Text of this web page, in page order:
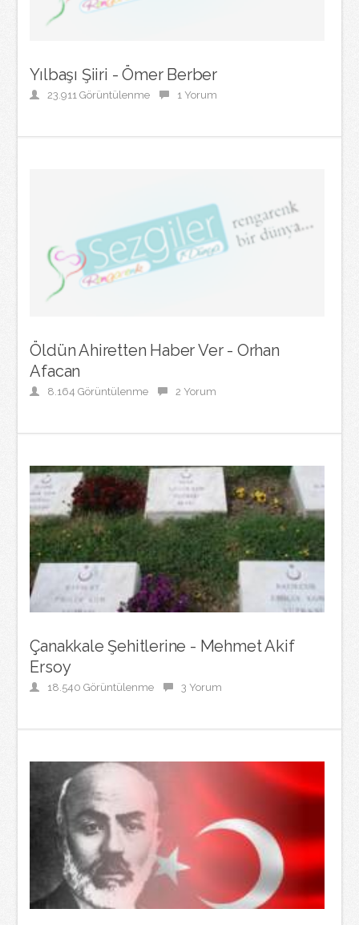
Yılbaşı Şiiri - Ömer Berber
23.911 Görüntülenme 1 Yorum
Öldün Ahiretten Haber Ver - Orhan
Afacan
8.164 Görüntülenme 2 Yorum
Çanakkale Şehitlerine - Mehmet Akif
Ersoy
18.540 Görüntülenme 3 Yorum